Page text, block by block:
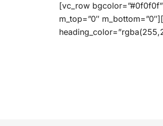
[vc_row
m_top=”0″